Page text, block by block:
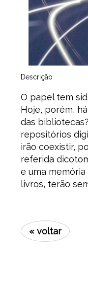
Descrição
O papel tem
Hoje, porém,
das
repositórios
irão coexistir,
referida
e uma
livros, terão
« voltar